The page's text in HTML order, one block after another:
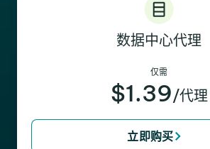
数据中心代理
仅需
$1.39/代理
立即购买